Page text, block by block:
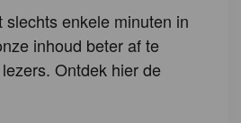
slechts enkele minuten in
inhoud beter af te
Ontdek hier de